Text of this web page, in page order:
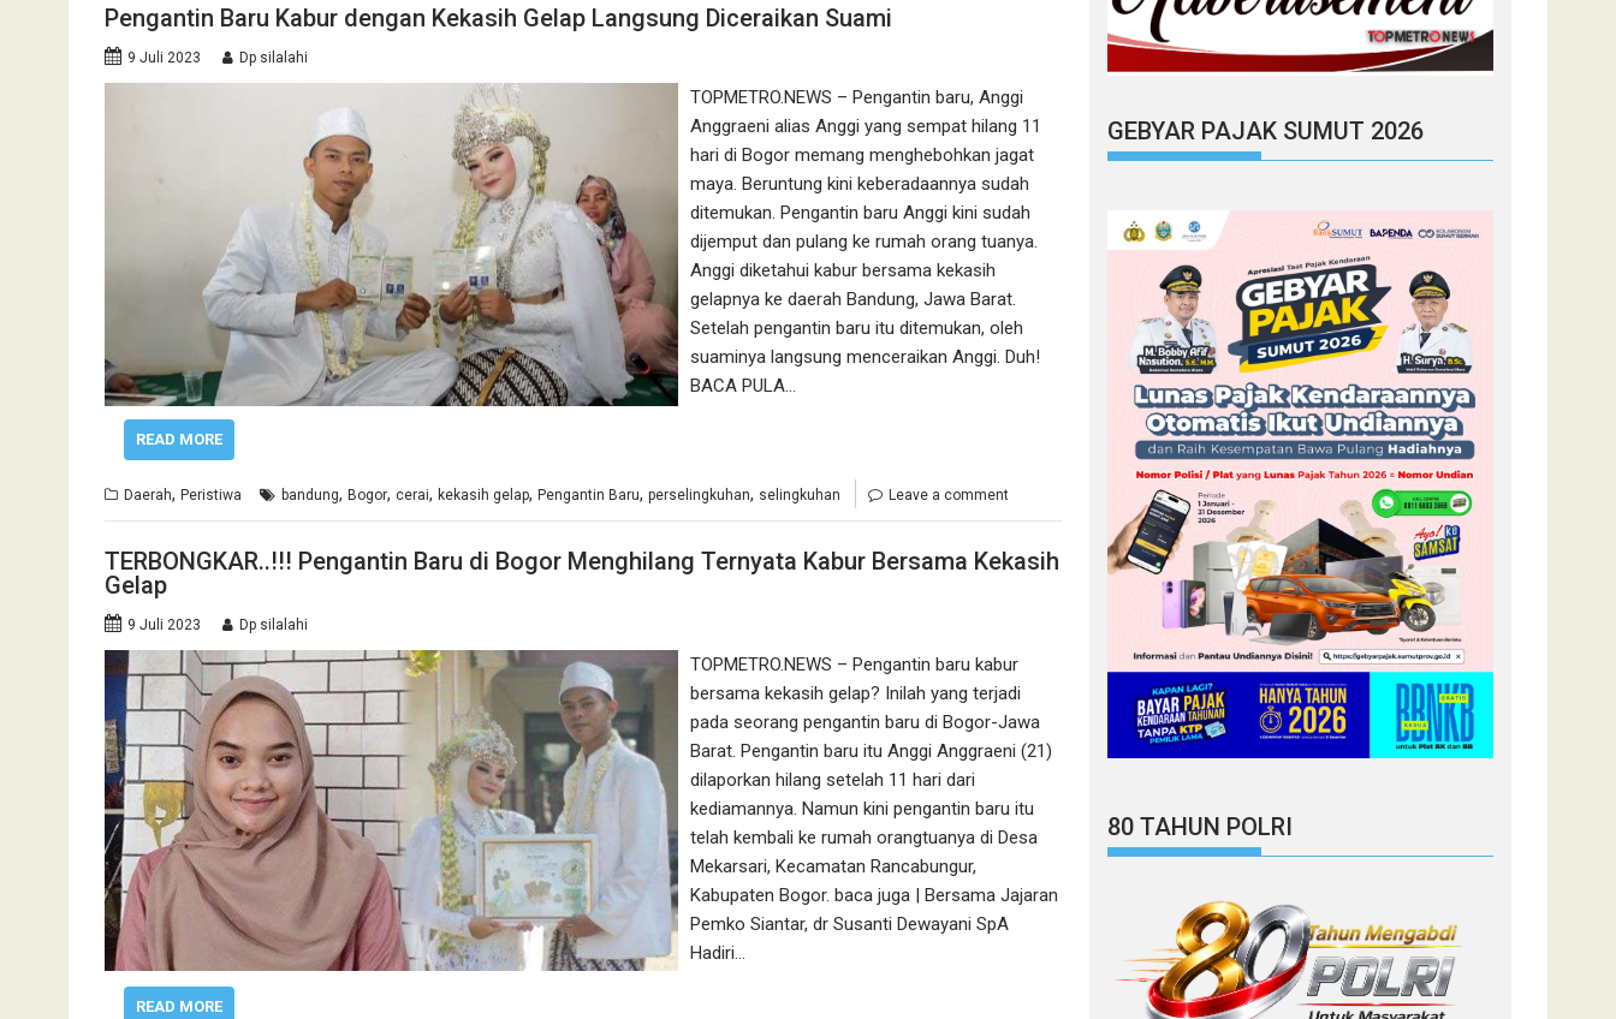
Pengantin Baru Kabur dengan Kekasih Gelap Langsung Diceraikan Suami
9 Juli 2023 Dp silalahi
TOPMETRO.NEWS – Pengantin baru, Anggi
Anggraeni alias Anggi yang sempat hilang 11
hari di Bogor memang menghebohkan jagat
maya. Beruntung kini keberadaannya sudah
ditemukan. Pengantin baru Anggi kini sudah
dijemput dan pulang ke rumah orang tuanya.
Anggi diketahui kabur bersama kekasih
gelapnya ke daerah Bandung, Jawa Barat.
Setelah pengantin baru itu ditemukan, oleh
suaminya langsung menceraikan Anggi. Duh!
BACA PULA…
READ MORE
Daerah, Peristiwa bandung, Bogor, cerai, kekasih gelap, Pengantin Baru, perselingkuhan, selingkuhan Leave a comment
TERBONGKAR..!!! Pengantin Baru di Bogor Menghilang Ternyata Kabur Bersama Kekasih
Gelap
9 Juli 2023 Dp silalahi
TOPMETRO.NEWS – Pengantin baru kabur
bersama kekasih gelap? Inilah yang terjadi
pada seorang pengantin baru di Bogor-Jawa
Barat. Pengantin baru itu Anggi Anggraeni (21)
dilaporkan hilang setelah 11 hari dari
kediamannya. Namun kini pengantin baru itu
telah kembali ke rumah orangtuanya di Desa
Mekarsari, Kecamatan Rancabungur,
Kabupaten Bogor. baca juga | Bersama Jajaran
Pemko Siantar, dr Susanti Dewayani SpA
Hadiri…
READ MORE
GEBYAR PAJAK SUMUT 2026
80 TAHUN POLRI